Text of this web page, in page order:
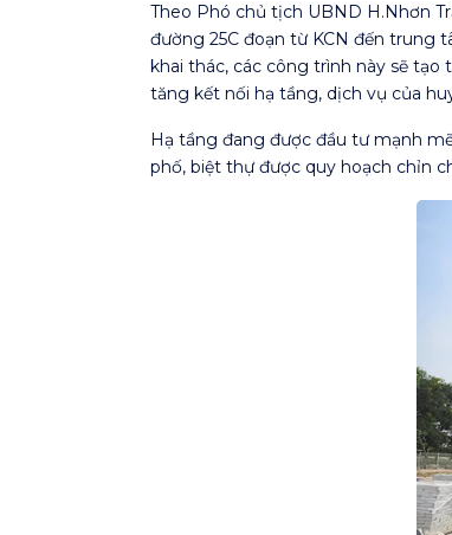
Theo Phó chủ tịch UBND H.Nhơn
đường 25C đoạn từ KCN đến trung
khai thác, các công trình này sẽ tạo
tăng kết nối hạ tầng, dịch vụ của
Hạ tầng đang được đầu tư mạnh
phố, biệt thự được quy hoạch chỉn